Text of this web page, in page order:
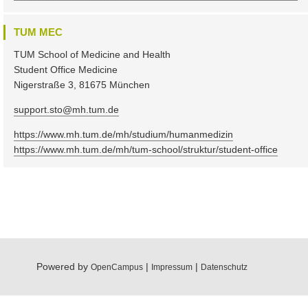
TUM MEC
TUM School of Medicine and Health
Student Office Medicine
Nigerstraße 3, 81675 München
support.sto@mh.tum.de
https://www.mh.tum.de/mh/studium/humanmedizin
https://www.mh.tum.de/mh/tum-school/struktur/student-office
Powered by OpenCampus | Impressum | Datenschutz